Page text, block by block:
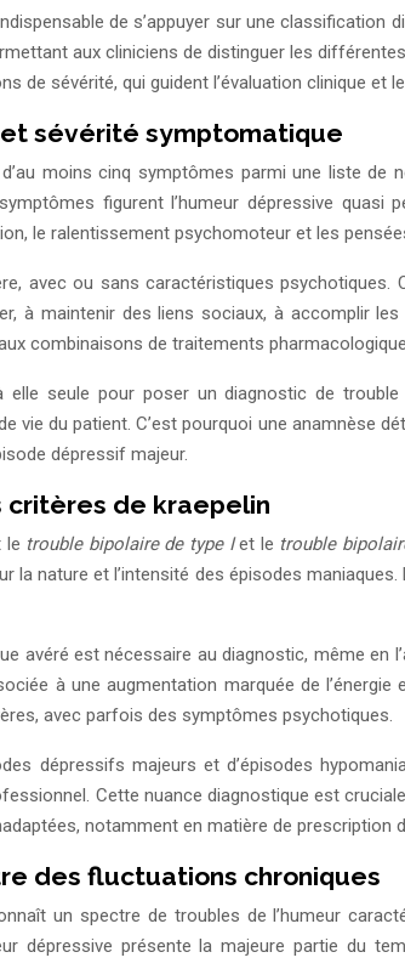
de s’appuyer sur une classification
aux cliniciens de distinguer les
de sévérité, qui guident l’évaluation clinique et
sévérité symptomatique
moins cinq symptômes parmi une liste
figurent l’humeur dépressive quasi
le ralentissement psychomoteur et les
avec ou sans caractéristiques
à maintenir des liens sociaux, à accomplir
combinaisons de traitements
seule pour poser un diagnostic de trouble
du patient. C’est pourquoi une anamnèse
dépressif majeur.
critères de kraepelin
le trouble bipolaire de type Iet le trouble
nature et l’intensité des épisodes
avéré est nécessaire au diagnostic, même en
à une augmentation marquée de
avec parfois des symptômes psychotiques.
dépressifs majeurs et d’épisodes
Cette nuance diagnostique est
notamment en matière de prescription
des fluctuations chroniques
un spectre de troubles de l’humeur
présente la majeure partie du